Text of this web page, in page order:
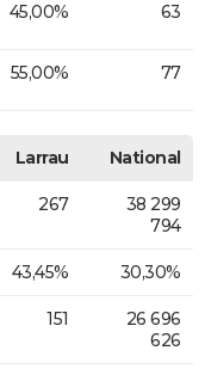
45,00% 63
55,00% 77
Larrau National
267
38 299
794
43,45% 30,30%
151
26 696
626